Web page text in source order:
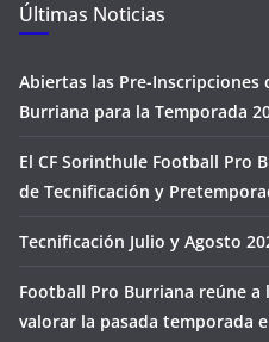
Últimas Noticias
Abiertas las Pre-Inscripciones
Burriana para la Temporada
El CF Sorinthule Football Pro
de Tecnificación y
Tecnificación Julio y Agosto
Football Pro Burriana reúne a
valorar la pasada temporada